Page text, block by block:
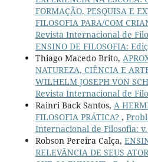
FORMAÇÃO, PESQUISA E
FILOSOFIA PARA/COM
Revista Internacional de
ENSINO DE FILOSOFIA:
Thiago Macedo Brito,
NATUREZA, CIÊNCIA E
WILHELM JOSEPH VON
Revista Internacional de
Rainri Back Santos, A
FILOSOFIA PRÁTICA? ,
Internacional de Filosofia:
Robson Pereira Calça,
RELEVÂNCIA DE SEUS